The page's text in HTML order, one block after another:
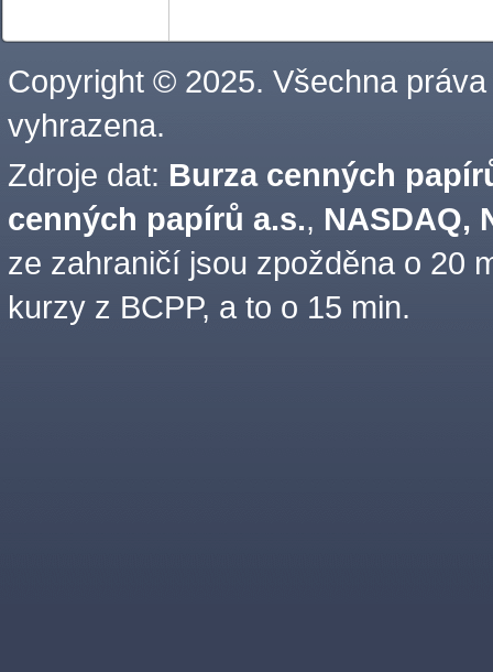
Copyright © 2025. Všechna práva
vyhrazena.
Zdroje dat: Burza cenných
cenných papírů a.s., NASDAQ,
ze zahraničí jsou zpožděna o 20
kurzy z BCPP, a to o 15 min.